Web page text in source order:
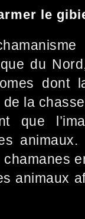
le
du
dont
de la
que
animaux.
animaux